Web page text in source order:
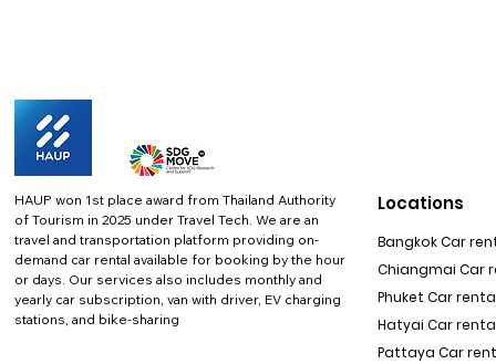
HAUP won 1st place award from Thailand Authority
of Tourism in 2025 under Travel Tech. We are an
travel and transportation platform providing on-
demand car rental available for booking by the hour
or days. Our services also includes monthly and
yearly car subscription, van with driver, EV charging
stations, and bike-sharing
Locations
Bangkok Car
Chiangmai Car
Phuket Car rental
Hatyai Car
Pattaya Car